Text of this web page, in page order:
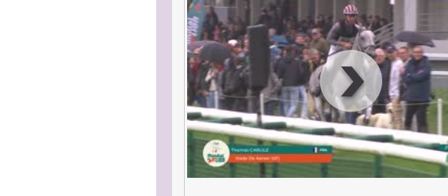
00:00:00|00:00:00